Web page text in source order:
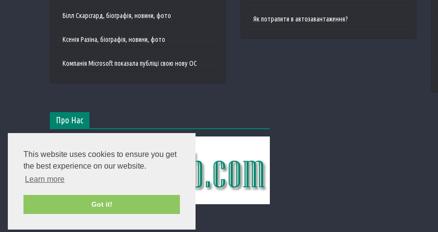
This website uses cookies to ensure you get
the best experience on our website.
Learn more
Got it!
Білл Скарсгард, біографія, новини, фото
Ксенія Разіна, біографія, новини, фото
Компанія Microsoft показала публіці свою нову ОС
Як потрапити в автозавантаження?
Про Нас